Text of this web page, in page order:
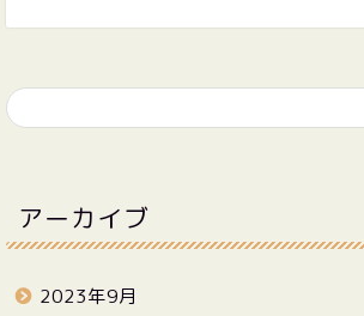
アーカイブ
2023年9月